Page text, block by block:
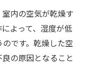
内の空気が乾燥す
よって、湿度が低
です。乾燥した空
の原因となること